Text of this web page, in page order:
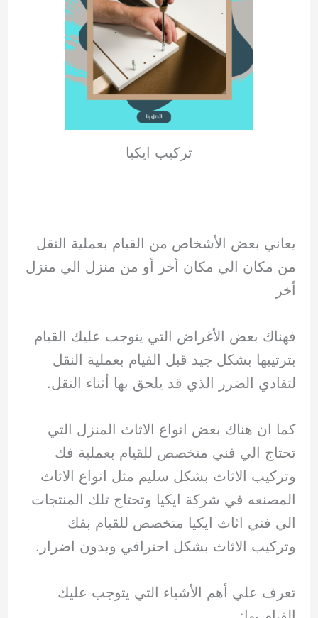
تركيب ايكيا
يعاني بعض الأشخاص من القيام بعملية النقل
من مكان الي مكان أخر أو من منزل الي منزل
أخر
فهناك بعض الأغراض التي يتوجب عليك القيام
بترتيبها بشكل جيد قبل القيام بعملية النقل
لتفادي الضرر الذي قد يلحق بها أثناء النقل.
كما ان هناك بعض انواع الاثاث المنزل التي
تحتاج الي فني متخصص للقيام بعملية فك
وتركيب الاثاث بشكل سليم مثل انواع الاثاث
المصنعه في شركة ايكيا وتحتاج تلك المنتجات
الي فني اثاث ايكيا متخصص للقيام بفك
وتركيب الاثاث بشكل احترافي وبدون اضرار.
تعرف علي أهم الأشياء التي يتوجب عليك